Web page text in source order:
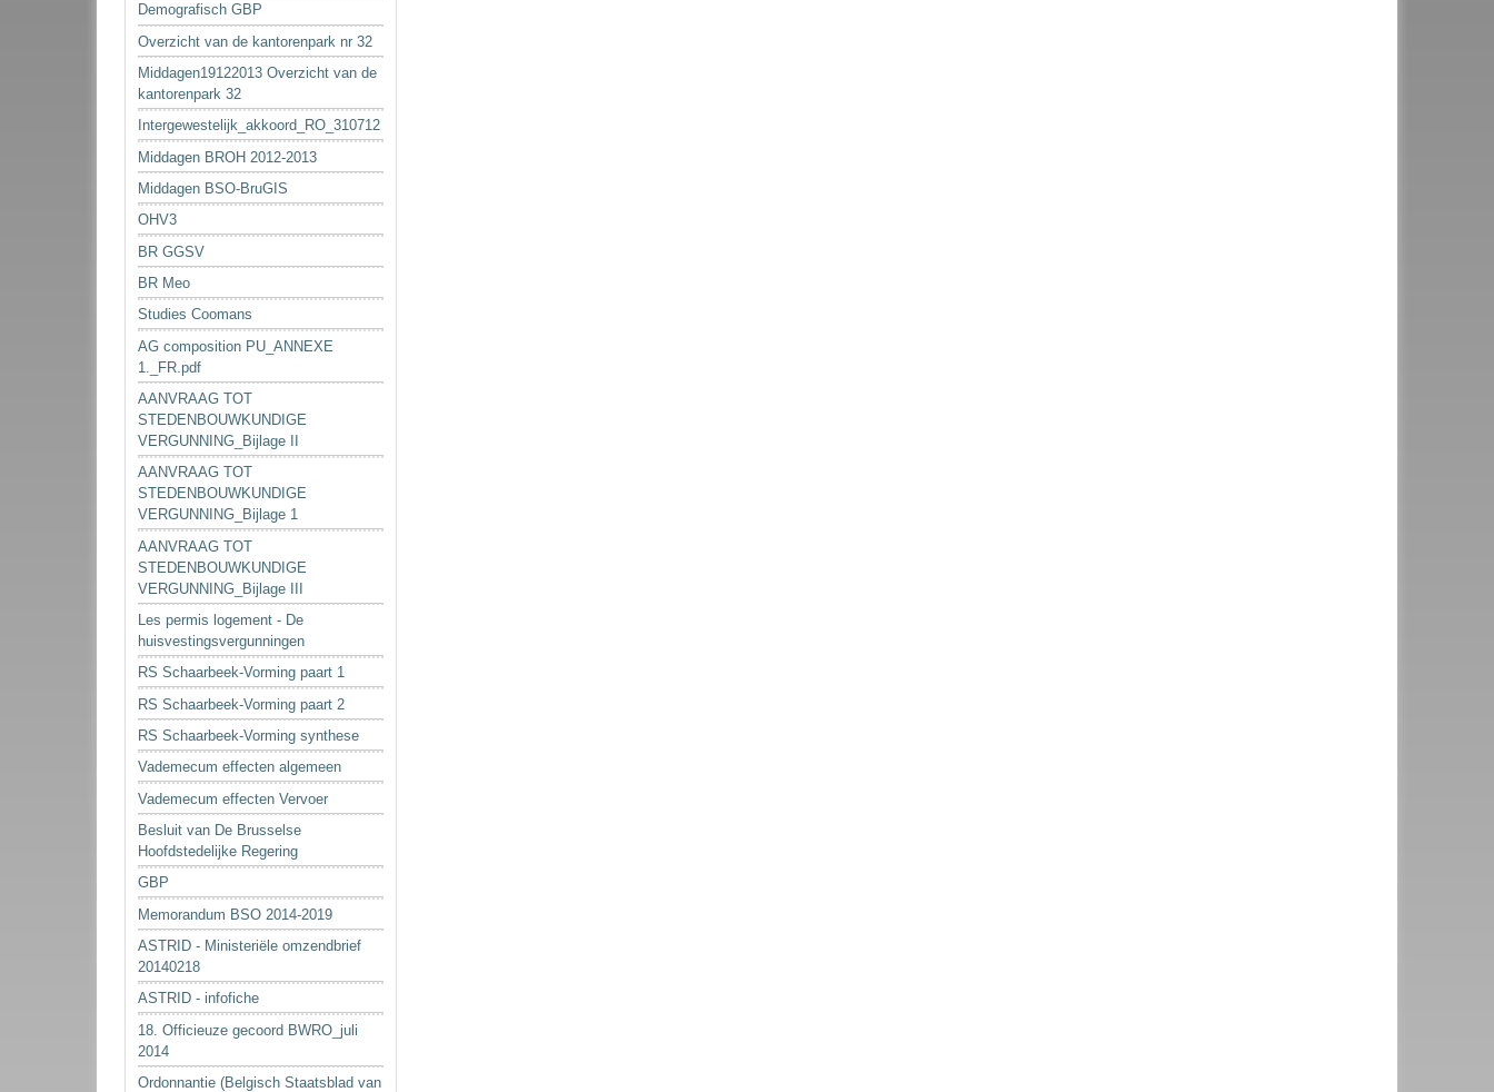
Demografisch GBP
Overzicht van de kantorenpark nr 32
Middagen19122013 Overzicht van de
kantorenpark 32
Intergewestelijk_akkoord_RO_310712
Middagen BROH 2012-2013
Middagen BSO-BruGIS
OHV3
BR GGSV
BR Meo
Studies Coomans
AG composition PU_ANNEXE
1._FR.pdf
AANVRAAG TOT
STEDENBOUWKUNDIGE
VERGUNNING_Bijlage II
AANVRAAG TOT
STEDENBOUWKUNDIGE
VERGUNNING_Bijlage 1
AANVRAAG TOT
STEDENBOUWKUNDIGE
VERGUNNING_Bijlage III
Les permis logement - De
huisvestingsvergunningen
RS Schaarbeek-Vorming paart 1
RS Schaarbeek-Vorming paart 2
RS Schaarbeek-Vorming synthese
Vademecum effecten algemeen
Vademecum effecten Vervoer
Besluit van De Brusselse
Hoofdstedelijke Regering
GBP
Memorandum BSO 2014-2019
ASTRID - Ministeriële omzendbrief
20140218
ASTRID - infofiche
18. Officieuze gecoord BWRO_juli
2014
Ordonnantie (Belgisch Staatsblad van